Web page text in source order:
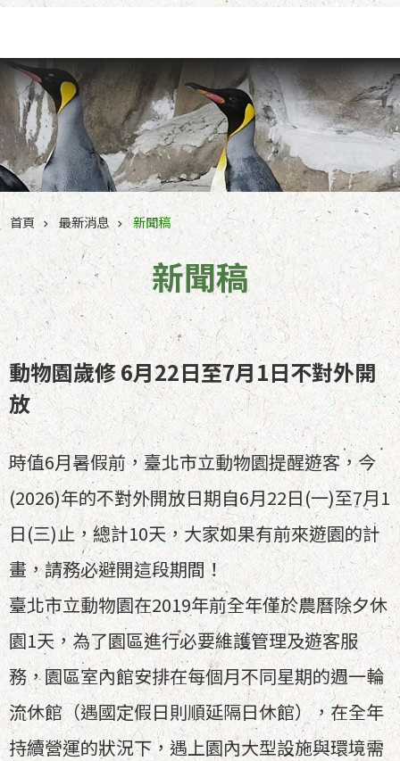
首頁 最新消息 新聞稿
新聞稿
動物園歲修 6月22日至7月1日不對外開
放
時值6月暑假前，臺北市立動物園提醒遊客，今
(2026)年的不對外開放日期自6月22日(一)至7月1
日(三)止，總計10天，大家如果有前來遊園的計
畫，請務必避開這段期間！
臺北市立動物園在2019年前全年僅於農曆除夕休
園1天，為了園區進行必要維護管理及遊客服
務，園區室內館安排在每個月不同星期的週一輪
流休館（遇國定假日則順延隔日休館），在全年
持續營運的狀況下，遇上園內大型設施與環境需